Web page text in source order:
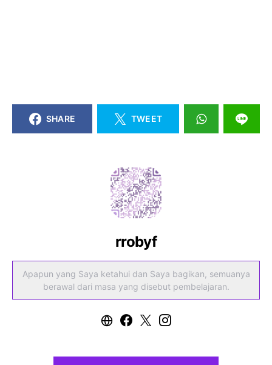
SHARE TWEET
rrobyf
Apapun yang Saya ketahui dan Saya bagikan, semuanya
berawal dari masa yang disebut pembelajaran.